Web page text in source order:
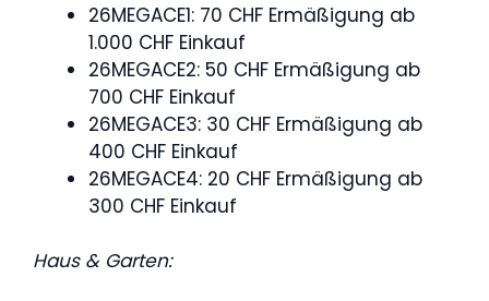
26MEGACE1: 70 CHF Ermäßigung ab
1.000 CHF Einkauf
26MEGACE2: 50 CHF Ermäßigung ab
700 CHF Einkauf
26MEGACE3: 30 CHF Ermäßigung ab
400 CHF Einkauf
26MEGACE4: 20 CHF Ermäßigung ab
300 CHF Einkauf
Haus & Garten: